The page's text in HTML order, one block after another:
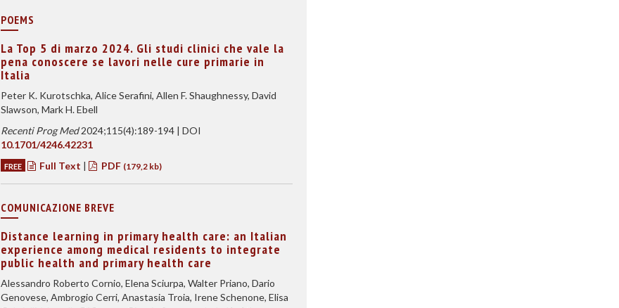
POEMS
La Top 5 di marzo 2024. Gli studi clinici che vale la
pena conoscere se lavori nelle cure primarie in
Italia
Peter K. Kurotschka, Alice Serafini, Allen F. Shaughnessy, David
Slawson, Mark H. Ebell
Recenti Prog Med2024;115(4):189-194 | DOI
10.1701/4246.42231
FREE Full Text | PDF (179,2 kb)
COMUNICAZIONE BREVE
Distance learning in primary health care: an Italian
experience among medical residents to integrate
public health and primary health care
Alessandro Roberto Cornio, Elena Sciurpa, Walter Priano, Dario
Genovese, Ambrogio Cerri, Anastasia Troia, Irene Schenone, Elisa